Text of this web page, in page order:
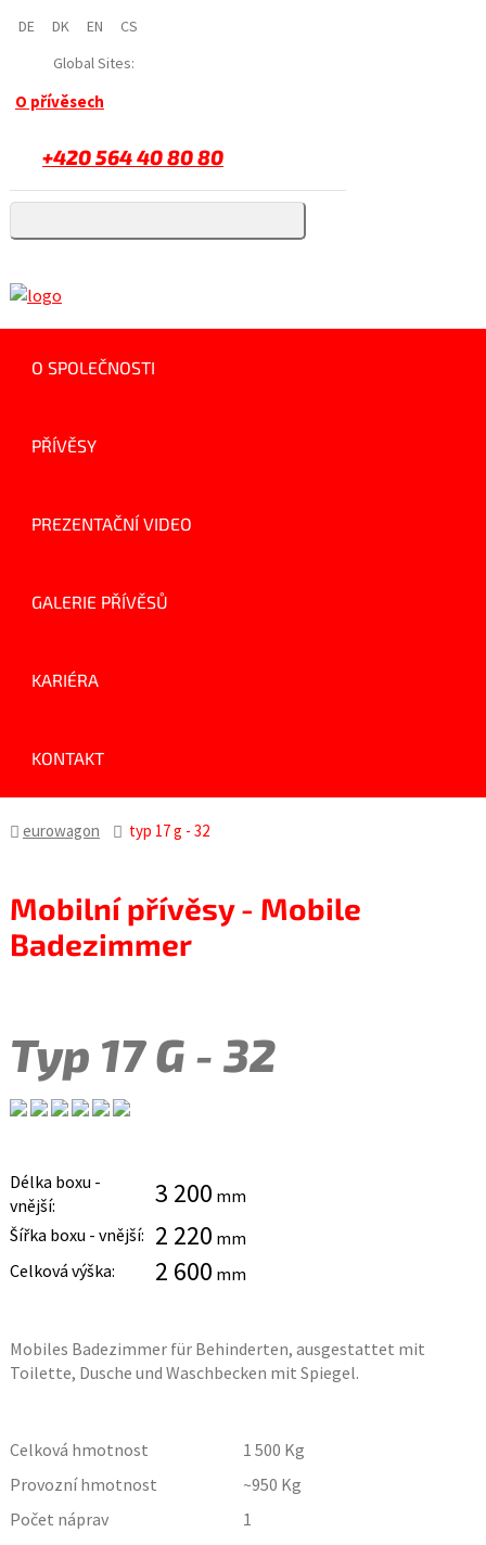
DE DK EN
CS
Global Sites:
O přívěsech
+420 564 40 80 80
O SPOLEČNOSTI
PŘÍVĚSY
PREZENTAČNÍ VIDEO
GALERIE PŘÍVĚSŮ
KARIÉRA
KONTAKT
eurowagon typ 17 g - 32
Mobilní přívěsy - Mobile
Badezimmer
Typ 17 G - 32
Délka boxu -
vnější:
3 200 mm
Šířka boxu - vnější: 2 220 mm
Celková výška:
2 600 mm
Mobiles Badezimmer für Behinderten, ausgestattet mit
Toilette, Dusche und Waschbecken mit Spiegel.
Celková hmotnost 1 500 Kg
Provozní hmotnost
~950 Kg
Počet náprav
1